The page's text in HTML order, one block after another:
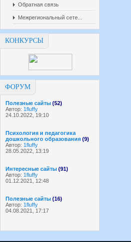
Обратная связь
Межрегиональный сете...
КОНКУРСЫ
ФОРУМ
Полезные сайты (52)
Автор: 1fluffy
24.10.2022, 19:10
Психология и педагогика
дошкольного образования (9)
Автор: 1fluffy
28.05.2022, 13:19
Интересные сайты (91)
Автор: 1fluffy
01.12.2021, 12:48
Полезные сайты (16)
Автор: 1fluffy
04.08.2021, 17:17